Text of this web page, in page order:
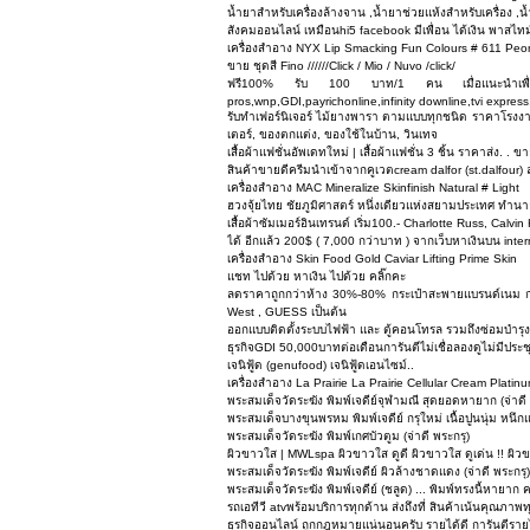
น้ำยาสำหรับเครื่องล้างจาน ,น้ำยาช่วยแห้งสำหรับเครื่อง
สังคมออนไลน์ เหมือนhi5 facebook มีเพื่อน ได้เงิน พาสไ
เครื่องสำอาง NYX Lip Smacking Fun Colours # 611
ขาย ชุดสี Fino //////Click / Mio / Nuvo /click/
ฟรี100% รับ 100 บาท/1 คน เมื่อแนะนำเพื่อนส
pros,wnp,GDI,payrichonline,infinity downline,tvi
รับทำเฟอร์นิเจอร์ ไม้ยางพารา ตามแบบทุกชนิด ราคาโร
เตอร์, ของตกแต่ง, ของใช้ในบ้าน, วินเทจ
เสื้อผ้าแฟชั่นอัพเดทใหม่ | เสื้อผ้าแฟชั่น 3 ชิ้น ราคาส่ง. . ข
สินค้าขายดีครีมนำเข้าจากคูเวตcream dalfor
เครื่องสำอาง MAC Mineralize Skinfinish Natural # Light
ฮวงจุ้ยไทย ชัยภูมิศาสตร์ หนึ่งเดียวแห่งสยามประเทศ ทำน
เสื้อผ้าซัมเมอร์อินเทรนด์ เริ่ม100.- Charlotte Russ, Calvin
ได้ อีกแล้ว 200$ ( 7,000 กว่าบาท ) จากเว็บหาเงินบน
เครื่องสำอาง Skin Food Gold Caviar Lifting Prime Skin
แชท ไปด้วย หาเงิน ไปด้วย คลิ๊กคะ
ลดราคาถูกกว่าห้าง 30%-80% กระเป๋าสะพายแบรนด์เน
West , GUESS เป็นต้น
ออกแบบติดตั้งระบบไฟฟ้า และ ตู้คอนโทรล รวมถึงซ่อมบำรุ
ธุรกิจGDI 50,000บาทต่อเดือนการันตีไม่เชื่อลองดูไม่มีปร
เจนิฟู้ด (genufood) เจนิฟู้ดเอนไซม์..
เครื่องสำอาง La Prairie La Prairie Cellular Cream
พระสมเด็จวัดระฆัง พิมพ์เจดีย์จุฬามณี สุดยอดหายาก (จ่าดี
พระสมเด็จบางขุนพรหม พิมพ์เจดีย์ กรุใหม่ เนื้อปูนนุ่ม หนึกแ
พระสมเด็จวัดระฆัง พิมพ์เกศบัวตูม (จ่าดี พระกรุ)
ผิวขาวใส | MWLspa ผิวขาวใส ดูดี ผิวขาวใส ดูเด่น !! ผิว
พระสมเด็จวัดระฆัง พิมพ์เจดีย์ ผิวล้างชาดแดง (จ่าดี พระกรุ)
พระสมเด็จวัดระฆัง พิมพ์เจดีย์ (ชลูด) ... พิมพ์ทรงนี้หายาก
รถเอทีวี atvพร้อมบริการทุกด้าน ส่งถึงที่ สินค้าเน้นคุณภาพ
ธุรกิจออนไลน์ ถูกกฎหมายแน่นอนครับ รายได้ดี การันตีรา